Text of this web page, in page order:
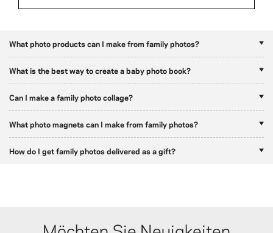
What photo products can I make from family photos?
What is the best way to create a baby photo book?
Can I make a family photo collage?
What photo magnets can I make from family photos?
How do I get family photos delivered as a gift?